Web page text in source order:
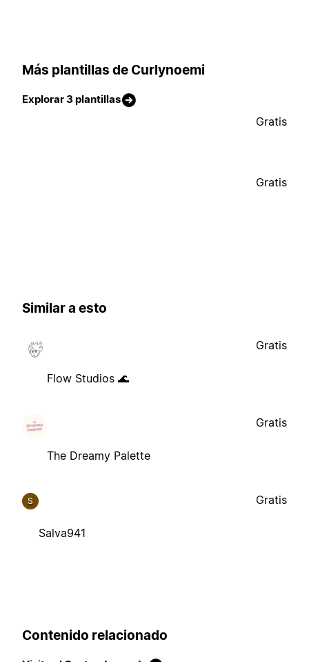
Más plantillas de Curlynoemi
Explorar 3 plantillas
Gratis
Gratis
Similar a esto
Flow Studios 🌊
Gratis
The Dreamy Palette
Gratis
S
Salva941
Gratis
Contenido relacionado